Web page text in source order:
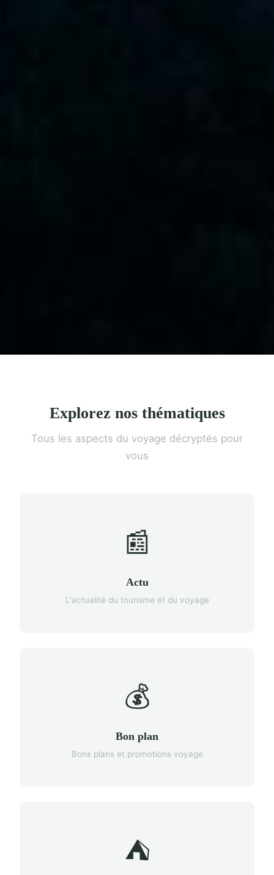
Explorez nos thématiques
Tous les aspects du voyage décryptés pour
vous
📰
Actu
L'actualité du tourisme et du voyage
💰
Bon plan
Bons plans et promotions voyage
⛺